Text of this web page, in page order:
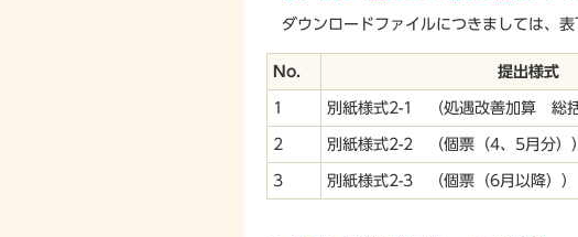
ダウンロードファイルにつきましては、表
No. 提出様式
1 別紙様式2-1 （処遇改善加算 総括
2 別紙様式2-2 （個票（4、5月分））
3 別紙様式2-3 （個票（6月以降））